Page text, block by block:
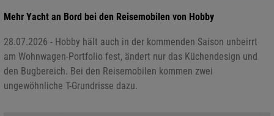
Mehr Yacht an Bord bei den Reisemobilen von Hobby
28.07.2026 - Hobby hält auch in der kommenden Saison unbeirrt
am Wohnwagen-Portfolio fest, ändert nur das Küchendesign und
den Bugbereich. Bei den Reisemobilen kommen zwei
ungewöhnliche T-Grundrisse dazu.